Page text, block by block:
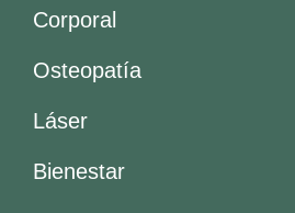
Corporal
Osteopatía
Láser
Bienestar